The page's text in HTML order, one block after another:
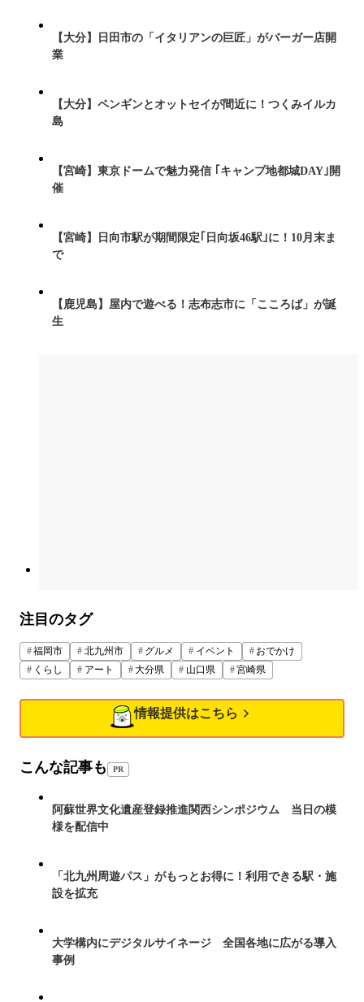
【大分】日田市の「イタリアンの巨匠」がバーガー店開
業
【大分】ペンギンとオットセイが間近に！つくみイルカ
島
【宮崎】東京ドームで魅力発信 ｢キャンプ地都城DAY｣開
催
【宮崎】日向市駅が期間限定｢日向坂46駅｣に！10月末ま
で
【鹿児島】屋内で遊べる！志布志市に「こころば」が誕
生
注目のタグ
福岡市 北九州市 グルメ イベント
おでかけ
くらし
アート 大分県 山口県 宮崎県
情報提供はこちら
こんな記事も PR
阿蘇世界文化遺産登録推進関西シンポジウム 当日の模
様を配信中
「北九州周遊パス」がもっとお得に！利用できる駅・施
設を拡充
大学構内にデジタルサイネージ 全国各地に広がる導入
事例